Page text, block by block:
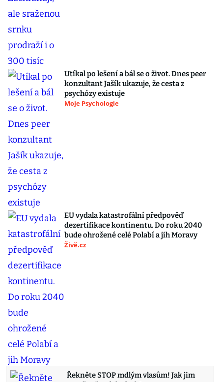
Utíkal po lešení a bál se o život. Dnes peer
konzultant Jašík ukazuje, že cesta z
psychózy existuje
Moje Psychologie
EU vydala katastrofální předpověď
dezertifikace kontinentu. Do roku 2040
bude ohrožené celé Polabí a jih Moravy
Živě.cz
Řekněte STOP mdlým vlasům! Jak jim